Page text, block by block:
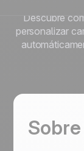
Descubre
personalizar